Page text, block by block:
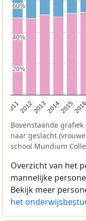
20112012201320142015
20%
20%
40%
40%
60%
60%
Bovenstaande
naar geslacht
school Mundium
Overzicht van het
mannelijke
Bekijk meer
het